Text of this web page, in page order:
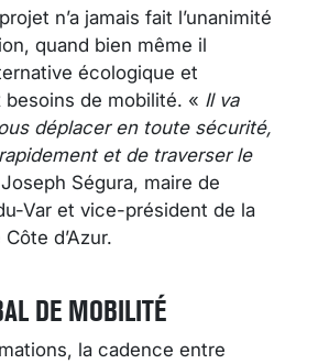
n’a jamais fait l’unanimité
quand bien même il
écologique et
besoins de mobilité. « Il va
déplacer en toute sécurité,
et de traverser le
Ségura, maire de
Var et vice-président de la
d’Azur.
DE MOBILITÉ
la cadence entre